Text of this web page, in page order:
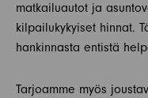
matkailuautot ja
kilpailukykyiset hinnat.
hankinnasta entistä
Tarjoamme myös